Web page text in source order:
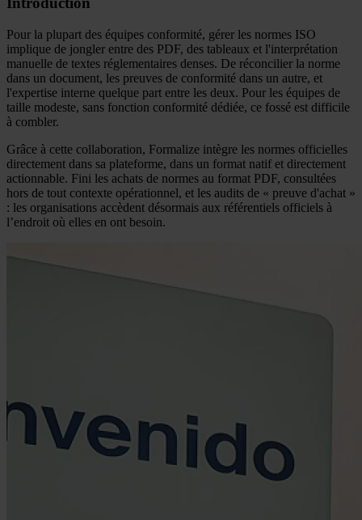
Pour la plupart des équipes conformité, gérer les normes ISO
implique de jongler entre des PDF, des tableaux et l'interprétation
manuelle de textes réglementaires denses. De réconcilier la norme
dans un document, les preuves de conformité dans un autre, et
l'expertise interne quelque part entre les deux. Pour les équipes de
taille modeste, sans fonction conformité dédiée, ce fossé est difficile
à combler.
Grâce à cette collaboration, Formalize intègre les normes officielles
directement dans sa plateforme, dans un format natif et directement
actionnable. Fini les achats de normes au format PDF, consultées
hors de tout contexte opérationnel, et les audits de « preuve d'achat »
: les organisations accèdent désormais aux référentiels officiels à
l’endroit où elles en ont besoin.